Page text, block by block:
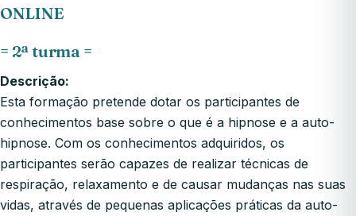
ONLINE
= 2ª turma =
Descrição:
Esta formação pretende dotar os participantes de
conhecimentos base sobre o que é a hipnose e a auto-
hipnose. Com os conhecimentos adquiridos, os
participantes serão capazes de realizar técnicas de
respiração, relaxamento e de causar mudanças nas suas
vidas, através de pequenas aplicações práticas da auto-